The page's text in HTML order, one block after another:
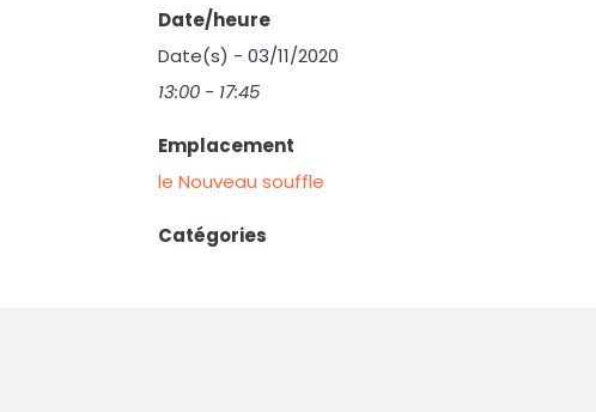
Date/heure
Date(s) - 03/11/2020
13:00 - 17:45
Emplacement
le Nouveau souffle
Catégories